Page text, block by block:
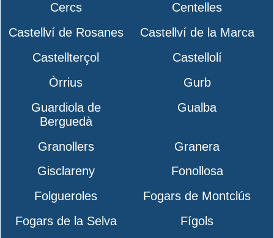
Cercs
Centelles
Castellví de Rosanes
Castellví de la Marca
Castellterçol
Castellolí
Òrrius
Gurb
Guardiola de
Berguedà
Gualba
Granollers
Granera
Gisclareny
Fonollosa
Folgueroles
Fogars de Montclús
Fogars de la Selva
Fígols